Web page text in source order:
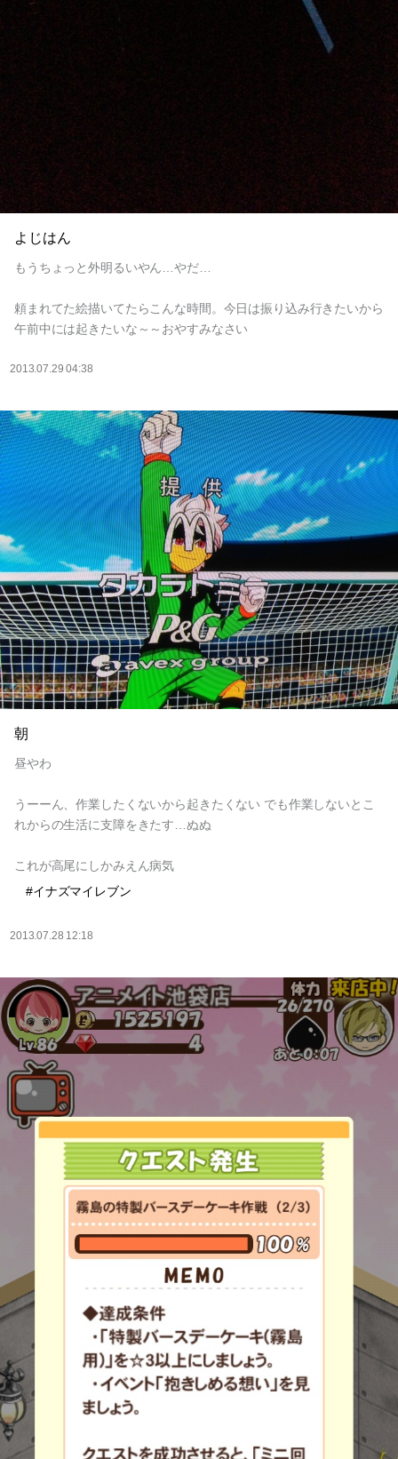
よじはん
もうちょっと外明るいやん…やだ…
頼まれてた絵描いてたらこんな時間。今日は振り込み行きたいから
午前中には起きたいな～～おやすみなさい
2013.07.29 04:38
朝
昼やわ
うーーん、作業したくないから起きたくない でも作業しないとこ
れからの生活に支障をきたす…ぬぬ
これが高尾にしかみえん病気
#イナズマイレブン
2013.07.28 12:18